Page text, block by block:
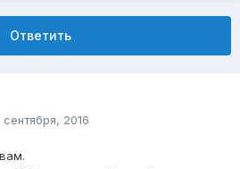
Ответить
сентября, 2016